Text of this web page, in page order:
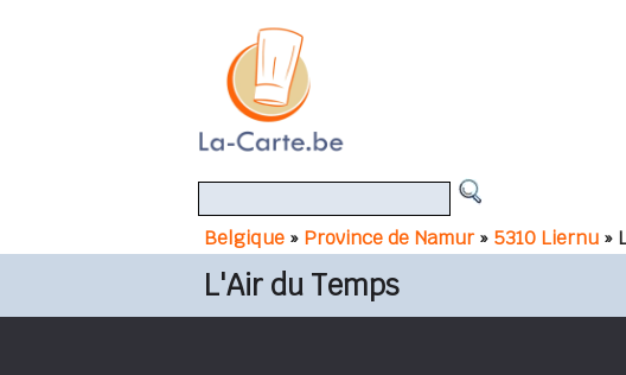
Belgique » Province de Namur» 5310 Liernu »
L'Air du Temps